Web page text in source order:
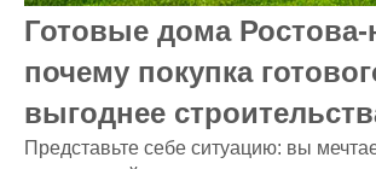
Готовые дома Ростова-
почему покупка
выгоднее
Представьте себе ситуацию: вы